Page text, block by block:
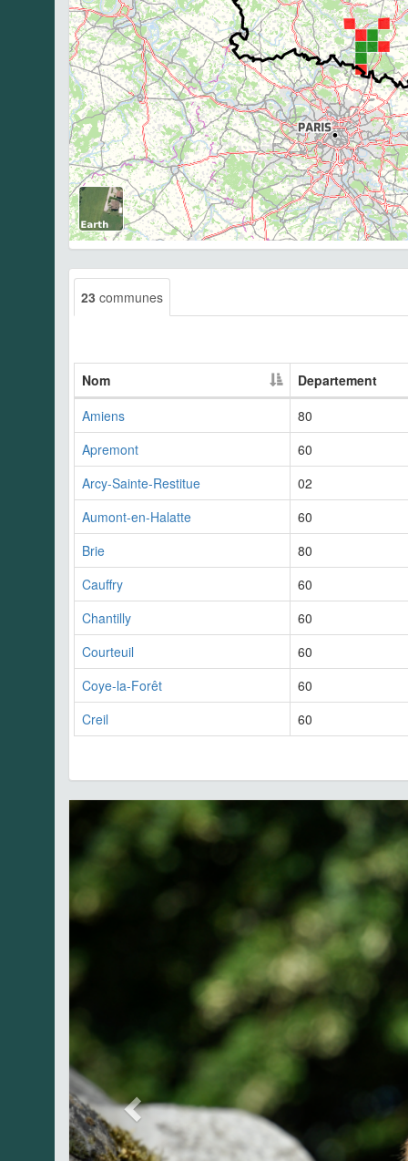
23 communes
Nom
Departement
Amiens
80
Apremont
60
Arcy-Sainte-Restitue
02
Aumont-en-Halatte
60
Brie
80
Cauffry
60
Chantilly
60
Courteuil
60
Coye-la-Forêt
60
Creil
60